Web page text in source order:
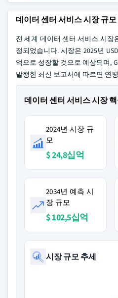
데이터 센터 서비스 시장 규모
전 세계 데이터 센터 서비스 시장
정되었습니다. 시장은 2025년
억으로 성장할 것으로 예상되며,
발행한 최신 보고서에 따르면 연
데이터 센터 서비스 시장
2024년 시장 규
모
$ 24,8십억
2034년 예측 시
장 규모
$ 102,5십억
시장 규모 추세